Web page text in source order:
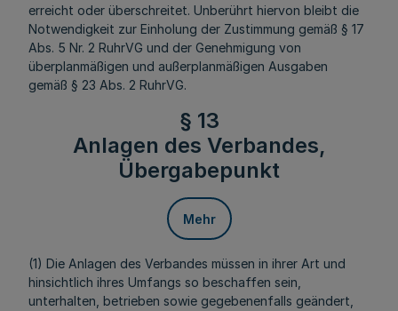
erreicht oder überschreitet. Unberührt hiervon bleibt die
Notwendigkeit zur Einholung der Zustimmung gemäß § 17
Abs. 5 Nr. 2 RuhrVG und der Genehmigung von
überplanmäßigen und außerplanmäßigen Ausgaben
gemäß § 23 Abs. 2 RuhrVG.
§ 13
Anlagen des Verbandes,
Übergabepunkt
Mehr
(1) Die Anlagen des Verbandes müssen in ihrer Art und
hinsichtlich ihres Umfangs so beschaffen sein,
unterhalten, betrieben sowie gegebenenfalls geändert,